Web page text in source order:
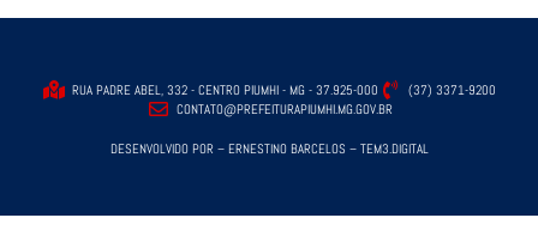
RUA PADRE ABEL, 332 - CENTRO PIUMHI - MG - 37.925-000
(37) 3371-9200
CONTATO@PREFEITURAPIUMHI.MG.GOV.BR
DESENVOLVIDO POR – ERNESTINO BARCELOS – TEM3.DIGITAL